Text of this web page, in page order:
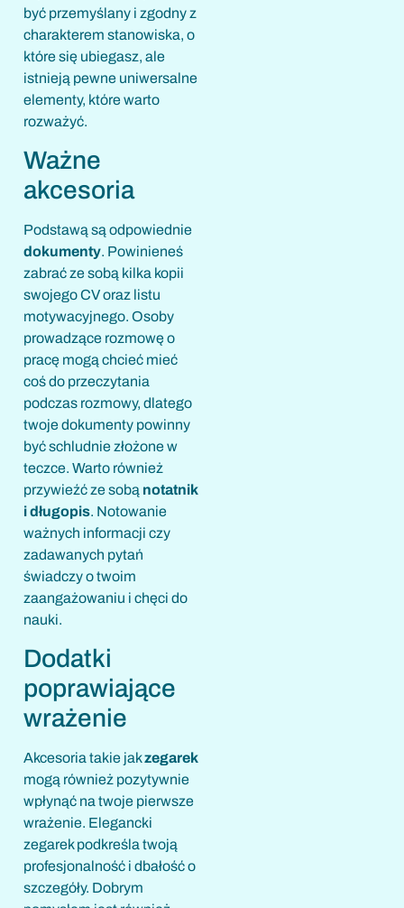
być przemyślany i zgodny z
charakterem stanowiska, o
które się ubiegasz, ale
istnieją pewne uniwersalne
elementy, które warto
rozważyć.
Ważne
akcesoria
Podstawą są odpowiednie
dokumenty. Powinieneś
zabrać ze sobą kilka kopii
swojego CV oraz listu
motywacyjnego. Osoby
prowadzące rozmowę o
pracę mogą chcieć mieć
coś do przeczytania
podczas rozmowy, dlatego
twoje dokumenty powinny
być schludnie złożone w
teczce. Warto również
przywieźć ze sobą notatnik
i długopis. Notowanie
ważnych informacji czy
zadawanych pytań
świadczy o twoim
zaangażowaniu i chęci do
nauki.
Dodatki
poprawiające
wrażenie
Akcesoria takie jakzegarek
mogą również pozytywnie
wpłynąć na twoje pierwsze
wrażenie. Elegancki
zegarek podkreśla twoją
profesjonalność i dbałość o
szczegóły. Dobrym